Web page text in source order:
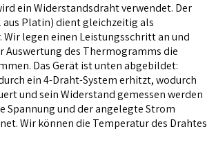
ein Widerstandsdraht verwendet. Der
aus Platin) dient gleichzeitig als
Wir legen einen Leistungsschritt an und
Auswertung des Thermogramms die
Das Gerät ist unten abgebildet:
ein 4-Draht-System erhitzt, wodurch
und sein Widerstand gemessen werden
Spannung und der angelegte Strom
Wir können die Temperatur des Drahtes